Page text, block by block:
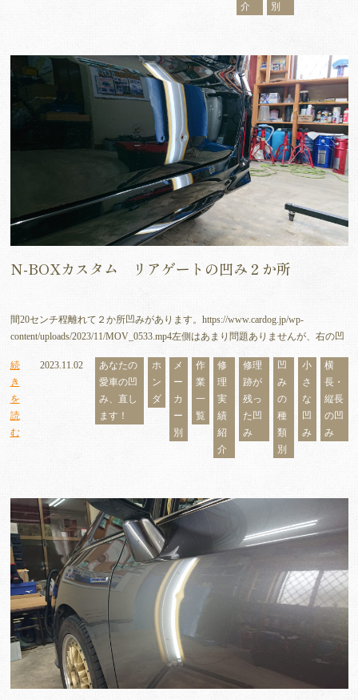
介
別
N-BOXカスタム リアゲートの凹み２か所
間20センチ程離れて２か所凹みがあります。https://www.cardog.jp/wp-
content/uploads/2023/11/MOV_0533.mp4左側はあまり問題ありませんが、右の凹
続
き
を
読
む
2023.11.02
あなたの
愛車の凹
み、直し
ます！
ホ
ン
ダ
メ
ー
カ
ー
別
作
業
一
覧
修
理
実
績
紹
介
修理
跡が
残っ
た凹
み
凹
み
の
種
類
別
小
さ
な
凹
み
横
長・
縦長
の凹
み